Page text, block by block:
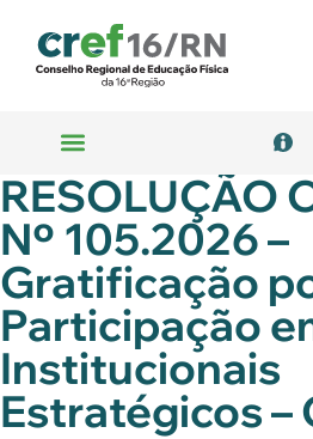
RESOLUÇÃO
Nº 105.2026 –
Gratificação
Participação
Institucionais
Estratégicos –